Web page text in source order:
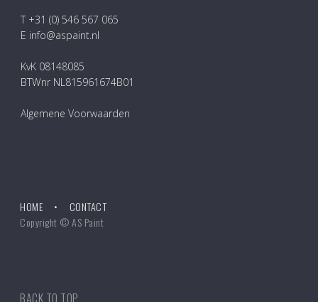
T +31 (0) 546 567 065
E info@aspaint.nl
KvK 08148085
BTWnr NL815961674B01
Algemene Voorwaarden
HOME
CONTACT
Copyright © AS Paint